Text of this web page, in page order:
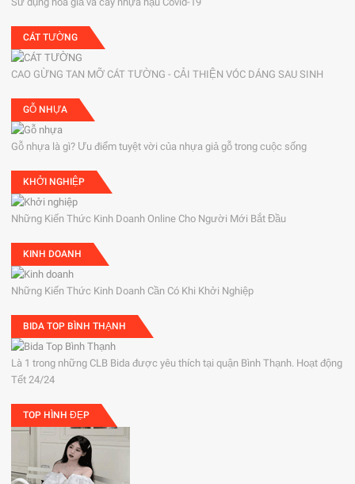
CÁT TƯỜNG
CAO GỪNG TAN MỠ CÁT TƯỜNG - CẢI THIỆN VÓC DÁNG SAU SINH
GỖ NHỰA
Gỗ nhựa là gì? Ưu điểm tuyệt vời của nhựa giả gỗ trong cuộc sống
KHỞI NGHIỆP
Những Kiến Thức Kinh Doanh Online Cho Người Mới Bắt Đầu
KINH DOANH
Những Kiến Thức Kinh Doanh Cần Có Khi Khởi Nghiệp
BIDA TOP BÌNH THẠNH
Là 1 trong những CLB Bida được yêu thích tại quận Bình Thạnh. Hoạt động
Tết 24/24
TOP HÌNH ĐẸP